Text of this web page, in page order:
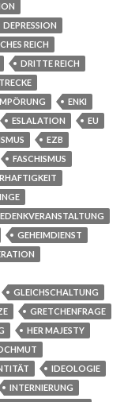
DEPRESSION
REICH
DRITTE REICH
ENKI
ESLALATION
EU
EZB
FASCHISMUS
GEHEIMDIENST
GLEICHSCHALTUNG
GRETCHENFRAGE
HER MAJESTY
IDEOLOGIE
INTERNIERUNG